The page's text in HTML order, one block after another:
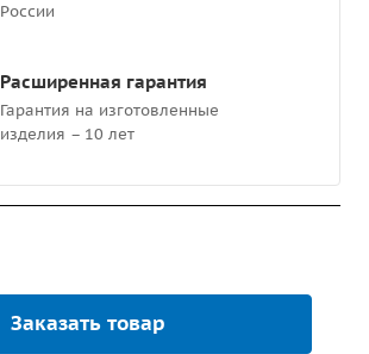
России
Расширенная гарантия
Гарантия на изготовленные
изделия – 10 лет
Заказать товар